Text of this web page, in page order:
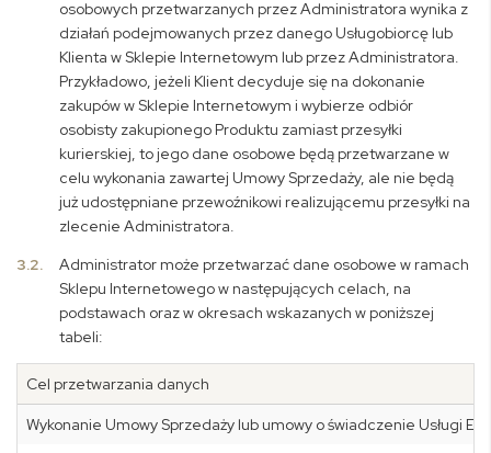
osobowych przetwarzanych przez Administratora wynika z
działań podejmowanych przez danego Usługobiorcę lub
Klienta w Sklepie Internetowym lub przez Administratora.
Przykładowo, jeżeli Klient decyduje się na dokonanie
zakupów w Sklepie Internetowym i wybierze odbiór
osobisty zakupionego Produktu zamiast przesyłki
kurierskiej, to jego dane osobowe będą przetwarzane w
celu wykonania zawartej Umowy Sprzedaży, ale nie będą
już udostępniane przewoźnikowi realizującemu przesyłki na
zlecenie Administratora.
3.2.
Administrator może przetwarzać dane osobowe w ramach
Sklepu Internetowego w następujących celach, na
podstawach oraz w okresach wskazanych w poniższej
tabeli:
Cel przetwarzania danych
Wykonanie Umowy Sprzedaży lub umowy o świadczenie Usługi